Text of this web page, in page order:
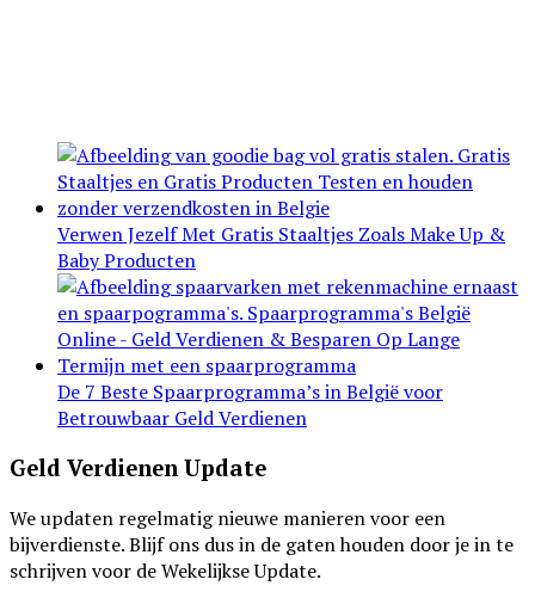
Verwen Jezelf Met Gratis Staaltjes Zoals Make Up &
Baby Producten
De 7 Beste Spaarprogramma’s in België voor
Betrouwbaar Geld Verdienen
Footer
Geld Verdienen Update
We updaten regelmatig nieuwe manieren voor een
bijverdienste. Blijf ons dus in de gaten houden door je in te
schrijven voor de Wekelijkse Update.